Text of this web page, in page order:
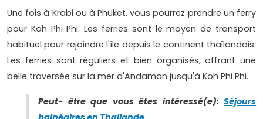
Une fois à Krabi ou à Phuket, vous pourrez prendre un ferry
pour Koh Phi Phi. Les ferries sont le moyen de transport
habituel pour rejoindre l'île depuis le continent thaïlandais.
Les ferries sont réguliers et bien organisés, offrant une
belle traversée sur la mer d'Andaman jusqu'à Koh Phi Phi.
Peut- être que vous êtes intéressé(e): Séjours